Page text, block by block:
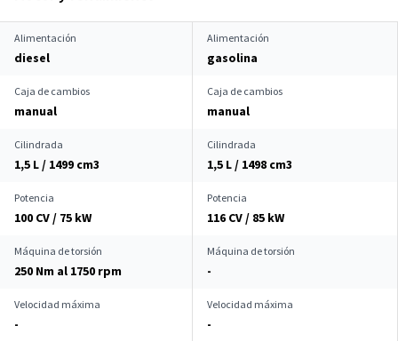
Alimentación
diesel
Alimentación
gasolina
Caja de cambios
manual
Caja de cambios
manual
Cilindrada
1,5 L / 1499 cm3
Cilindrada
1,5 L / 1498 cm3
Potencia
100 CV / 75 kW
Potencia
116 CV / 85 kW
Máquina de torsión
250 Nm al 1750 rpm
Máquina de torsión
-
Velocidad máxima
-
Velocidad máxima
-